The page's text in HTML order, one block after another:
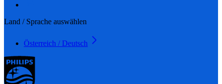
Land / Sprache auswählen
Österreich / Deutsch